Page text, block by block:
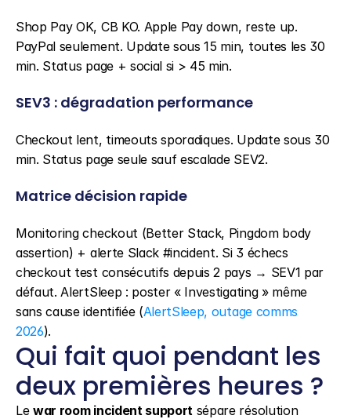
Shop Pay OK, CB KO. Apple Pay down, reste up.
PayPal seulement. Update sous 15 min, toutes les 30
min. Status page + social si > 45 min.
SEV3 : dégradation performance
Checkout lent, timeouts sporadiques. Update sous 30
min. Status page seule sauf escalade SEV2.
Matrice décision rapide
Monitoring checkout (Better Stack, Pingdom body
assertion) + alerte Slack #incident. Si 3 échecs
checkout test consécutifs depuis 2 pays → SEV1 par
défaut. AlertSleep : poster « Investigating » même
sans cause identifiée (AlertSleep, outage comms
2026).
Qui fait quoi pendant les
deux premières heures ?
Le war room incident support sépare résolution